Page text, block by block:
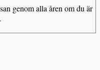
genom alla åren om du är